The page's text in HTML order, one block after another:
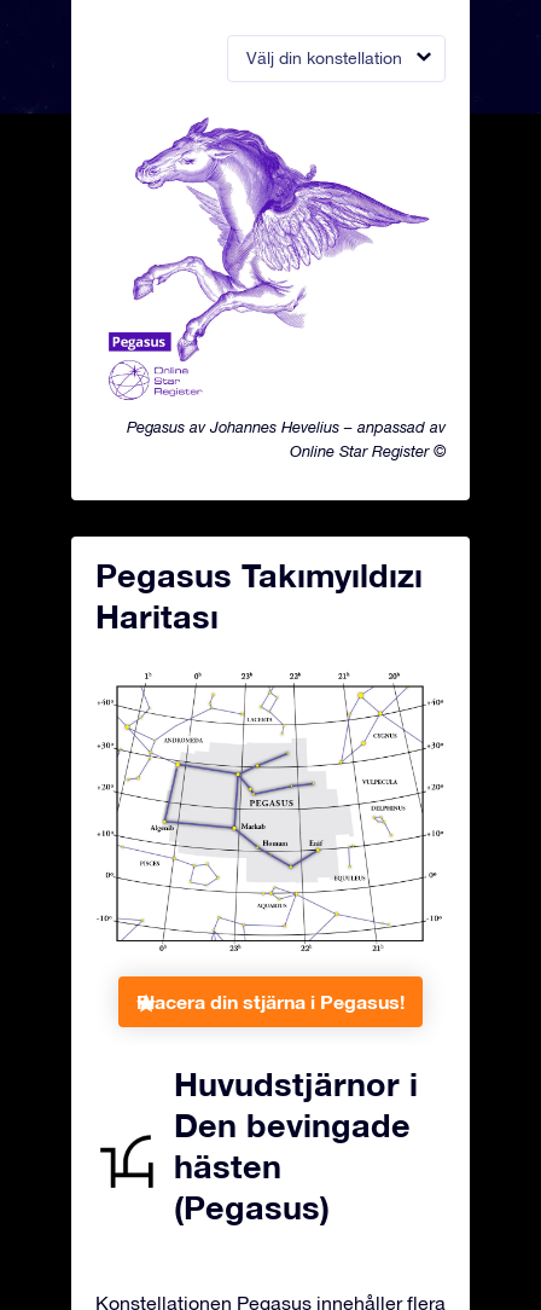
Välj din konstellation
Pegasus av Johannes Hevelius – anpassad av
Online Star Register ©
Pegasus Takımyıldızı
Haritası
Placera din stjärna i Pegasus!
Huvudstjärnor i
Den bevingade
hästen
(Pegasus)
Konstellationen Pegasus innehåller flera